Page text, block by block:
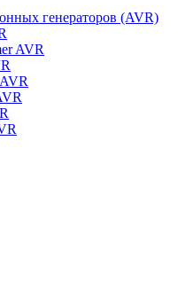
генераторов (AVR)
AVR